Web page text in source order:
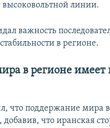
высоковольтной линии.
важность
в регионе.
в регионе имеет
что поддержание мира
что иранская